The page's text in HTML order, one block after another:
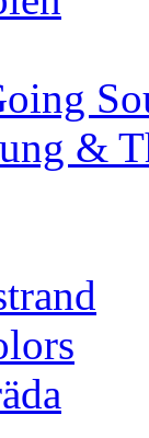
&